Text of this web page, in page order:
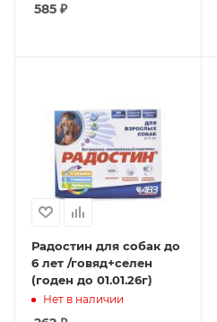
585 ₽
Радостин для собак до
6 лет /говяд+селен
(годен до 01.01.26г)
Нет в наличии